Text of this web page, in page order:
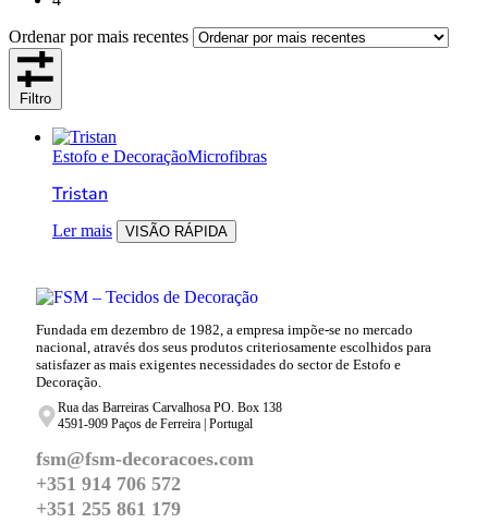
Ordenar por mais recentes
Filtro
Estofo e DecoraçãoMicrofibras
Tristan
Ler mais VISÃO RÁPIDA
Fundada em dezembro de 1982, a empresa impõe-se no mercado
nacional, através dos seus produtos criteriosamente escolhidos para
satisfazer as mais exigentes necessidades do sector de Estofo e
Decoração.
Rua das Barreiras Carvalhosa PO. Box 138
4591-909 Paços de Ferreira | Portugal
fsm@fsm-decoracoes.com
+351 914 706 572
+351 255 861 179